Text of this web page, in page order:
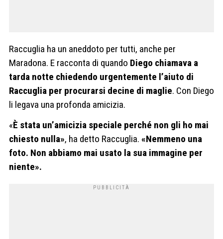
Raccuglia ha un aneddoto per tutti, anche per
Maradona. E racconta di quando Diego chiamava a
tarda notte chiedendo urgentemente l’aiuto di
Raccuglia per procurarsi decine di maglie. Con Diego
li legava una profonda amicizia.
«È stata un’amicizia speciale perché non gli ho mai
chiesto nulla», ha detto Raccuglia. «Nemmeno una
foto. Non abbiamo mai usato la sua immagine per
niente».